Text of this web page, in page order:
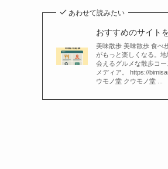
あわせて読みたい
おすすめのサイト
美味散歩 美味散歩 食べ
がもっと楽しくなる。
会えるグルメな散歩コ
メディア。 https://
ウモノ堂 クウモノ堂 ...